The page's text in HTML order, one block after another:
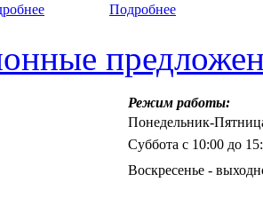
Подробнее
Режим работы:
Понедельник-
Суббота с 10:00 до
Воскресенье -